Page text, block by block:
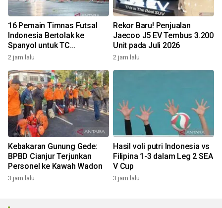
16 Pemain Timnas Futsal
Indonesia Bertolak ke
Spanyol untuk TC
Komprehensif
2 jam lalu
Rekor Baru! Penjualan
Jaecoo J5 EV Tembus 3.200
Unit pada Juli 2026
2 jam lalu
Kebakaran Gunung Gede:
BPBD Cianjur Terjunkan
Personel ke Kawah Wadon
3 jam lalu
Hasil voli putri Indonesia vs
Filipina 1-3 dalam Leg 2 SEA
V Cup
3 jam lalu